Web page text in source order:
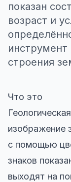
показан
возраст и
инструмент
строения
Что это
изображение
с помощью
знаков
выходят на